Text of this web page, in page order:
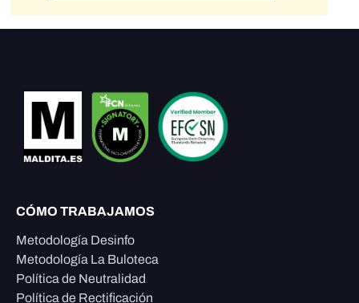
CÓMO TRABAJAMOS
Metodología Desinfo
Metodología La Buloteca
Política de Neutralidad
Política de Rectificación